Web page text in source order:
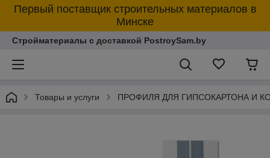
Первый поставщик строительных материалов в
Минске
Стройматериалы с доставкой PostroySam.by
Товары и услуги ПРОФИЛЯ ДЛЯ ГИПСОКАРТОНА И